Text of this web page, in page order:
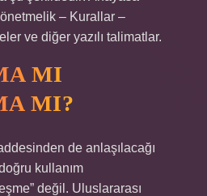
– Kurallar –
ve diğer yazılı talimatlar.
MI
MI?
de anlaşılacağı
kullanım
değil. Uluslararası